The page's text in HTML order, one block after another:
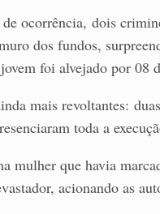
ocorrência, dois
dos fundos,
foi alvejado por 08
mais revoltantes:
toda a
mulher que havia
acionando as